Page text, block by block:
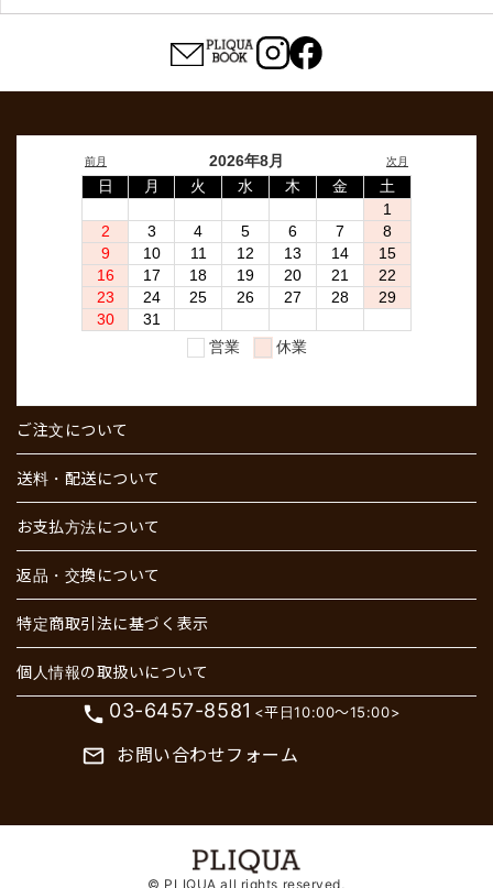
ご注文について
送料・配送について
お支払方法について
返品・交換について
特定商取引法に基づく表示
個人情報の取扱いについて
phone 03-6457-8581 <平日10:00～15:00>
mail_outline お問い合わせフォーム
© PLIQUA all rights reserved,